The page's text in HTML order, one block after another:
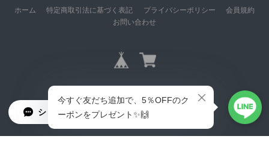
いただき誠にありがとうございます。長
くお待ちいただきありがとございまし
ただけるこんにゃくを作りお届けいたし
ますので、またのご利用も心よりお待ち
しております！ 石井メイドオリジナル 石
井萌
ホーム 特定商取引法に基づく表記 プライバシーポリシー
会員規約
お問い合わせ
ショップに質問する